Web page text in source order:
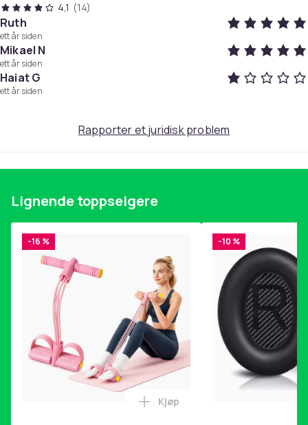
Spesifikasjoner:
Farge: Gjennomsiktig
Størrelse: 153 × 83 × 11 mm
Materiale: Syntetisk gummi (TPU)
Kompatibel med: iPhone 11
Pakken inkluderer:
Vekt, gram
Artikkel nr.
68682a0d-af32-42a4-8856-dd11a6e560d3
Produktsikkerhetsinformasjon
4,1 (14)
Ruth
ett år siden
Mikael N
ett år siden
Haiat G
ett år siden
Rapporter et juridisk problem
Lignende toppselgere
-16 %
Legg Magetrener, 6-rørs
Kjøp
-10 %